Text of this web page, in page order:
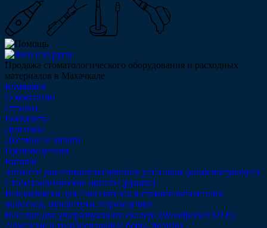
Продажа стоматологического оборудования и расходных
материалов в Махачкале
Компания
О компании
Отзывы
Реквизиты
Дипломы
Доставка и оплата
Производители
Каталог
Запчасти для стоматологических установок (комплектующие)
Стоматологические шланги (рукава)
Наконечники для слюноотсоса и стоматологического
пылесоса, мундштуки, переходники
Насадки для ультразвукового скалера (Woodpecker DTE)
Алмазные и твердосплавные боры, полиры